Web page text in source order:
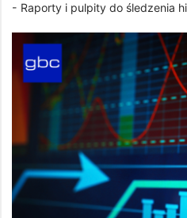
- Raporty i pulpity do śledzenia